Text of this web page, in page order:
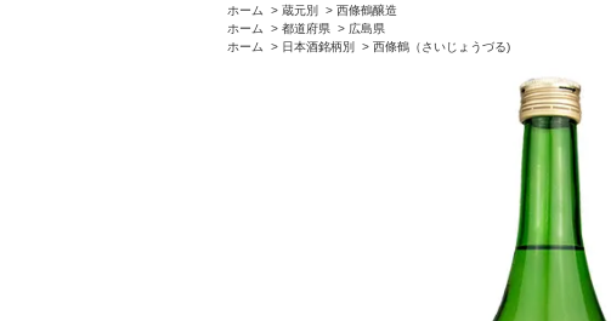
ホーム
>蔵元別 >西條鶴醸造
ホーム
>都道府県 > 広島県
ホーム
> 日本酒銘柄別 >西條鶴（さいじょうづる)